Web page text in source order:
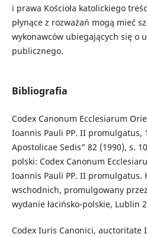
i prawa Kościoła katolickiego
płynące z rozważań mogą mieć
wykonawców ubiegających się o
publicznego.
Bibliografia
Codex Canonum Ecclesiarum
Ioannis Pauli PP. II promulgatus,
Apostolicae Sedis” 82 (1990), s.
polski: Codex Canonum
Ioannis Pauli PP. II promulgatus.
wschodnich, promulgowany
wydanie łacińsko-polskie, Lublin
Codex Iuris Canonici, auctoritate